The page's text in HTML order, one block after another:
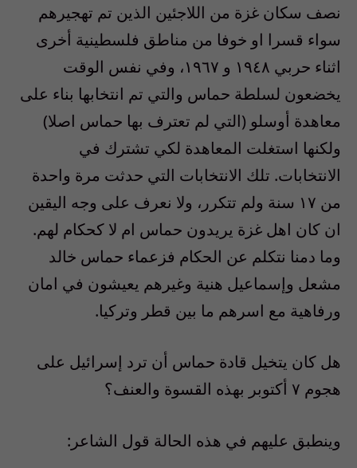
نصف سكان غزة من اللاجئين الذين تم تهجيرهم
سواء قسرا او خوفا من مناطق فلسطينية أخرى
اثناء حربي ١٩٤٨ و ١٩٦٧، وفي نفس الوقت
يخضعون لسلطة حماس والتي تم انتخابها بناء على
معاهدة أوسلو (التي لم تعترف بها حماس اصلا)
ولكنها استغلت المعاهدة لكي تشترك في
الانتخابات. تلك الانتخابات التي حدثت مرة واحدة
من ١٧ سنة ولم تتكرر، ولا نعرف على وجه اليقين
ان كان اهل غزة يريدون حماس ام لا كحكام لهم.
وما دمنا نتكلم عن الحكام فزعماء حماس خالد
مشعل وإسماعيل هنية وغيرهم يعيشون في امان
ورفاهية مع اسرهم ما بين قطر وتركيا.
هل كان يتخيل قادة حماس أن ترد إسرائيل على
هجوم ٧ أكتوبر بهذه القسوة والعنف؟
وينطبق عليهم في هذه الحالة قول الشاعر :